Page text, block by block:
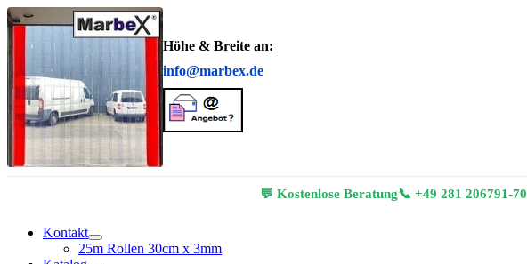
Höhe & Breite an:
info@marbex.de
💬 Kostenlose Beratung📞 +49 281 206791-70
Kontakt
25m Rollen 30cm x 3mm